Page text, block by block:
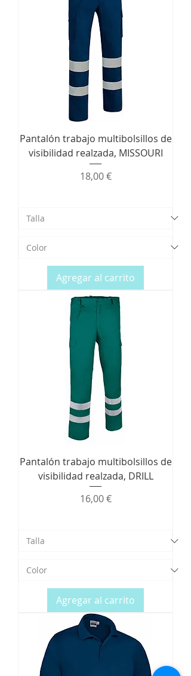
Pantalón trabajo multibolsillos de
visibilidad realzada, MISSOURI
Precio
18,00 €
Agregar al carrito
Pantalón trabajo multibolsillos de
visibilidad realzada, DRILL
Precio
16,00 €
Agregar al carrito